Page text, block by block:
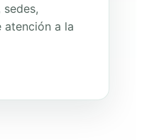
atención a la